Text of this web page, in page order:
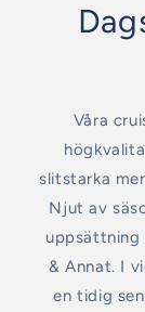
Våra
slitstarka
Njut av
uppsättning
& Annat. I
en tidig